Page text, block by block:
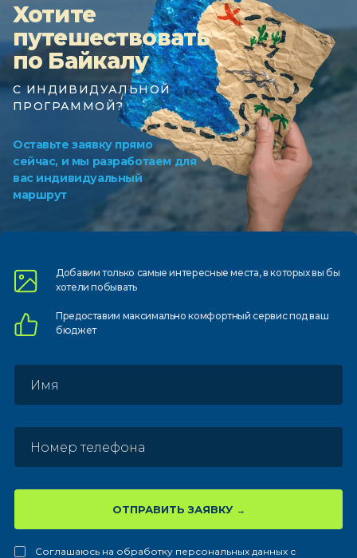
Хотите
путешествовать
по Байкалу
С ИНДИВИДУАЛЬНОЙ
ПРОГРАММОЙ?
Оставьте заявку прямо
сейчас, и мы разработаем для
вас индивидуальный
маршрут
Добавим только самыеинтересные места, в которыхвы бы
хотели побывать
Предоставим максимально комфортныйсервис под ваш
бюджет
ОТПРАВИТЬ ЗАЯВКУ
Соглашаюсь на обработку персональных данных с